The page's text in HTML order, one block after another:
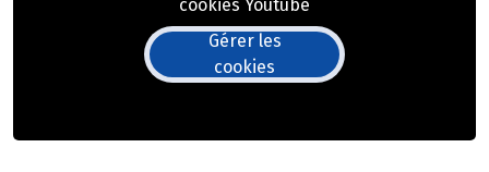
cookies Youtube
Gérer les
cookies